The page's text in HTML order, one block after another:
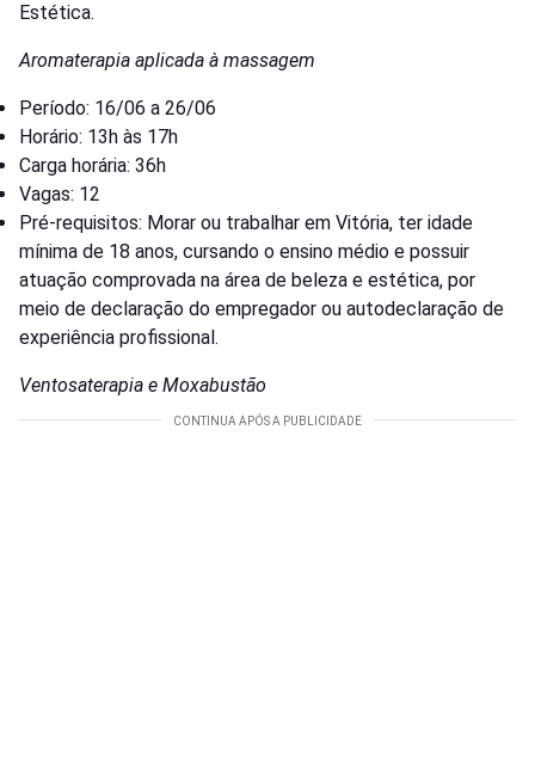
Estética.
Aromaterapia aplicada à massagem
Período: 16/06 a 26/06
Horário: 13h às 17h
Carga horária: 36h
Vagas: 12
Pré-requisitos: Morar ou trabalhar em Vitória, ter idade
mínima de 18 anos, cursando o ensino médio e possuir
atuação comprovada na área de beleza e estética, por
meio de declaração do empregador ou autodeclaração de
experiência profissional.
Ventosaterapia e Moxabustão